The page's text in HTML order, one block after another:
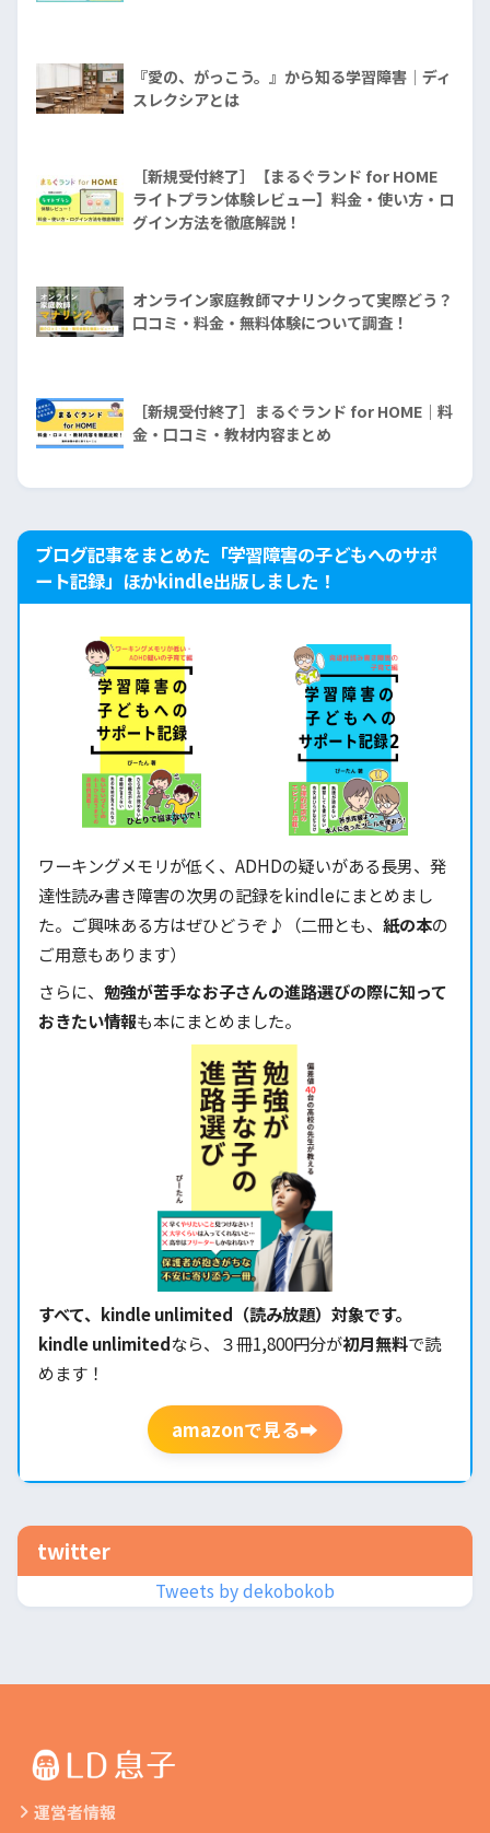
『愛の、がっこう。』から知る学習障害│ディ
スレクシアとは
［新規受付終了］【まるぐランド for HOME
ライトプラン体験レビュー】料金・使い方・ロ
グイン方法を徹底解説！
オンライン家庭教師マナリンクって実際どう？
口コミ・料金・無料体験について調査！
［新規受付終了］まるぐランド for HOME｜料
金・口コミ・教材内容まとめ
ブログ記事をまとめた「学習障害の子どもへのサポ
ート記録」ほかkindle出版しました！
ワーキングメモリが低く、ADHDの疑いがある長男、発
達性読み書き障害の次男の記録をkindleにまとめまし
た。ご興味ある方はぜひどうぞ♪（二冊とも、 紙の本の
ご用意もあります）
さらに、 勉強が苦手なお子さんの進路選びの際に知って
おきたい情報も本にまとめました。
すべて、kindle unlimited（読み放題）対象です。
kindle unlimitedなら、３冊1,800円分が初月無料で読
めます！
amazonで見る➡
twitter
Tweets by dekobokob
運営者情報